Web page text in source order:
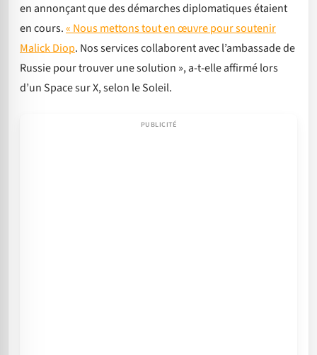
en annonçant que des démarches diplomatiques étaient
en cours.« Nous mettons tout en œuvre pour soutenir
Malick Diop. Nos services collaborent avec l’ambassade de
Russie pour trouver une solution », a-t-elle affirmé lors
d’un Space sur X, selon le Soleil.